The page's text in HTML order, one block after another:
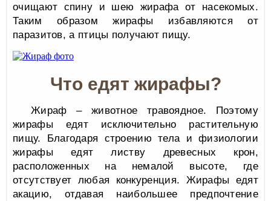
очищают спину и шею жирафа от насекомых.
Таким образом жирафы избавляются от
паразитов, а птицы получают пищу.
Что едят жирафы?
Жираф – животное травоядное. Поэтому
жирафы едят исключительно растительную
пищу. Благодаря строению тела и физиологии
жирафы едят листву древесных крон,
расположенных на немалой высоте, где
отсутствует любая конкуренция. Жирафы едят
акацию, отдавая наибольшее предпочтение